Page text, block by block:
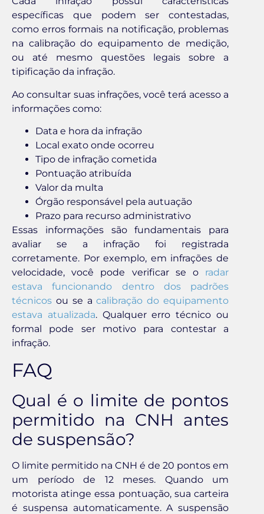
específicas que podem ser contestadas,
como erros formais na notificação, problemas
na calibração do equipamento de medição,
ou até mesmo questões legais sobre a
tipificação da infração.
Ao consultar suas infrações, você terá acesso a
informações como:
Data e hora da infração
Local exato onde ocorreu
Tipo de infração cometida
Pontuação atribuída
Valor da multa
Órgão responsável pela autuação
Prazo para recurso administrativo
Essas informações são fundamentais para
avaliar se a infração foi registrada
corretamente. Por exemplo, em infrações de
velocidade, você pode verificar se o radar
estava funcionando dentro dos padrões
técnicos ou se acalibração do equipamento
estava atualizada. Qualquer erro técnico ou
formal pode ser motivo para contestar a
infração.
FAQ
Qual é o limite de pontos
permitido na CNH antes
de suspensão?
O limite permitido na CNH é de 20 pontos em
um período de 12 meses. Quando um
motorista atinge essa pontuação, sua carteira
é suspensa automaticamente. A suspensão